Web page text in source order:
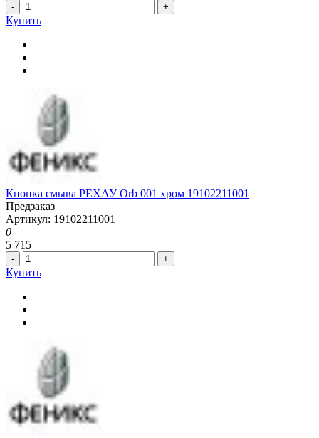
- +
Купить
Кнопка смыва РЕХАУ Orb 001 хром 19102211001
Предзаказ
Артикул: 19102211001
0
5 715
- +
Купить